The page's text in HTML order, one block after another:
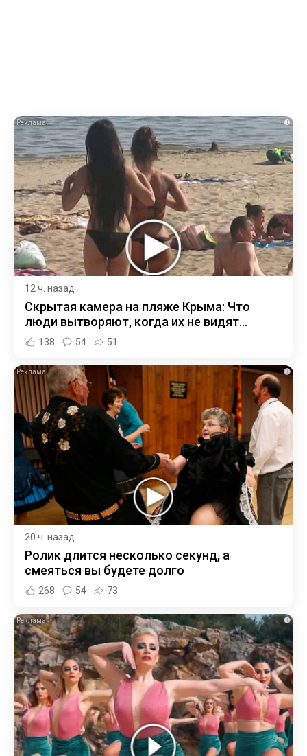
i
12 ч. назад
Скрытая камера на пляже Крыма: Что
люди вытворяют, когда их не видят...
138 54 51
i
20 ч. назад
Ролик длится несколько секунд, а
смеяться вы будете долго
268 54 73
i